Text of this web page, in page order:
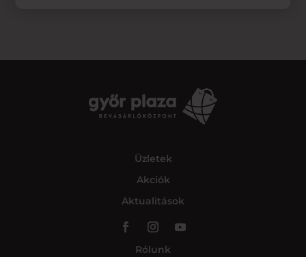
Üzletek
Akciók
Aktualitások
Rólunk